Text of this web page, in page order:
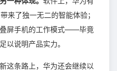
来了独一无二的智能体验；
屏手机的工作模式——毕竟
以说明产品实力。
这条路上，华为还会继续以